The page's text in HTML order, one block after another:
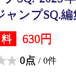
ャンプSQ.編
630円
0点 / 0件